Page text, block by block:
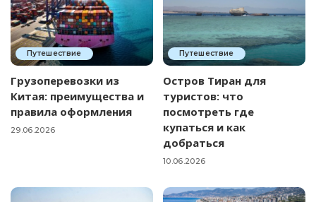
Путешествие
Грузоперевозки из
Китая: преимущества и
правила оформления
29.06.2026
Путешествие
Остров Тиран для
туристов: что
посмотреть где
купаться и как
добраться
10.06.2026